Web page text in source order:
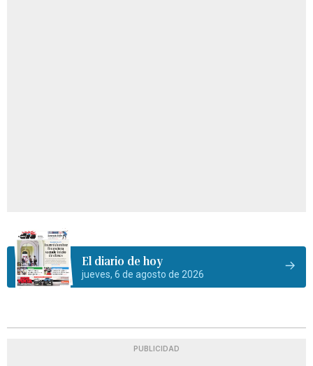
El diario de hoy
jueves, 6 de agosto de 2026
PUBLICIDAD